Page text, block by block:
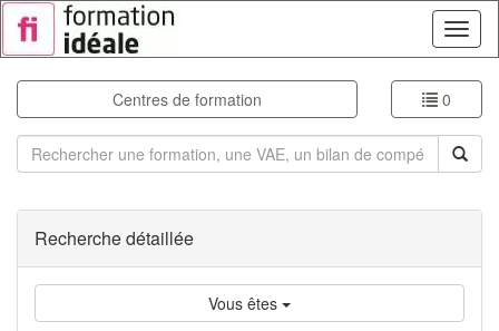
Centres de formation 0
Rechercher
Recherche détaillée
Vous êtes